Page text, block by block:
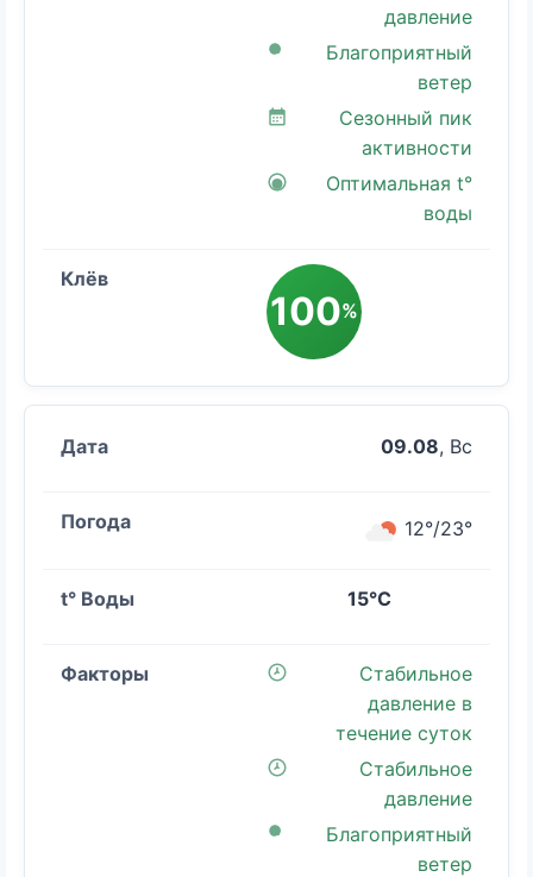
давление
Благоприятный
ветер
Сезонный пик
активности
Оптимальная t°
воды
100%
09.08, Вс
12°/23°
15°C
Стабильное
давление в
течение суток
Стабильное
давление
Благоприятный
ветер